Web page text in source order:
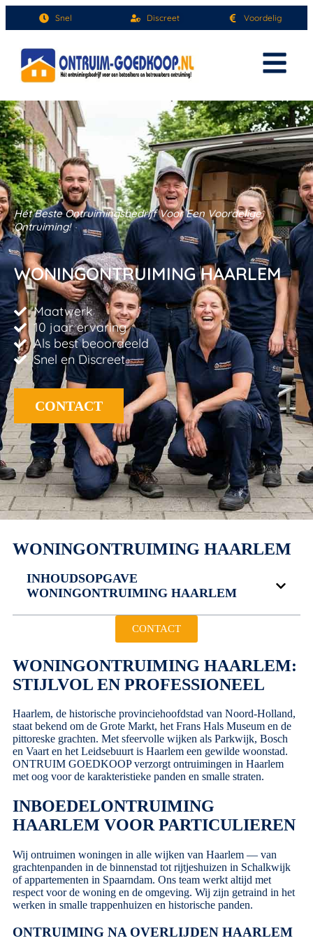
Snel Discreet Voordelig
Hét Beste Ontruimingsbedrijf Voor Een Voordelige
Ontruiming!
WONINGONTRUIMING HAARLEM
Maatwerk
10 jaar ervaring
Als best beoordeeld
Snel en Discreet
CONTACT
WONINGONTRUIMING HAARLEM
INHOUDSOPGAVE
WONINGONTRUIMING HAARLEM
CONTACT
WONINGONTRUIMING HAARLEM:
STIJLVOL EN PROFESSIONEEL
Haarlem, de historische provinciehoofdstad van Noord-Holland,
staat bekend om de Grote Markt, het Frans Hals Museum en de
pittoreske grachten. Met sfeervolle wijken als Parkwijk, Bosch
en Vaart en het Leidsebuurt is Haarlem een gewilde woonstad.
ONTRUIM GOEDKOOPverzorgt ontruimingen in Haarlem
met oog voor de karakteristieke panden en smalle straten.
INBOEDELONTRUIMING
HAARLEM VOOR PARTICULIEREN
Wij ontruimen woningen in alle wijken van Haarlem — van
grachtenpanden in de binnenstad tot rijtjeshuizen in Schalkwijk
of appartementen in Spaarndam. Ons team werkt altijd met
respect voor de woning en de omgeving. Wij zijn getraind in het
werken in smalle trappenhuizen en historische panden.
ONTRUIMING NA OVERLIJDEN HAARLEM